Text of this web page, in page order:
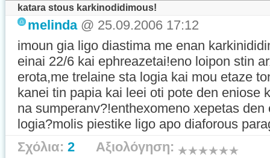
katara stous karkinodidimous!
melinda@ 25.09.2006 17:12
imoun gia ligo diastima me enan
einai 22/6 kai ephreazetai!eno loipon stin
erota,me trelaine sta logia kai mou etaze
kanei tin papia kai leei oti pote den eniose
na sumperanv?!enthexomeno xepetas
logia?molis piestike ligo apo diaforous
Σχόλια: 2 Αξιολόγηση: